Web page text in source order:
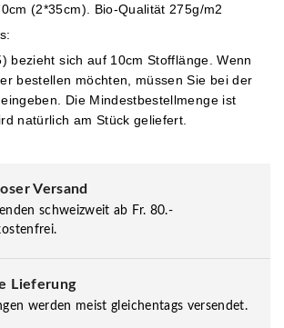
(2*35cm). Bio-Qualität 275g/m2
bezieht sich auf 10cm Stofflänge. Wenn
bestellen möchten, müssen Sie bei der
Die Mindestbestellmenge ist
natürlich am Stück geliefert.
Versand
schweizweit ab Fr. 80.-
Lieferung
werden meist gleichentags versendet.